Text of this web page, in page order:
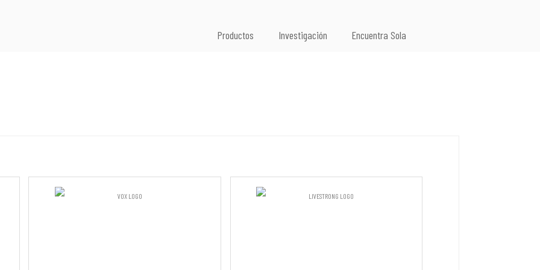
Productos Investigación Encuentra Sola